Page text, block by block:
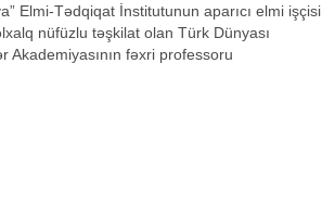
Elmi-Tədqiqat İnstitutunun aparıcı elmi işçisi
nüfüzlu təşkilat olan Türk Dünyası
Akademiyasının fəxri professoru